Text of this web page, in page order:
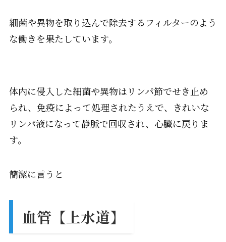
細菌や異物を取り込んで除去するフィルターのよう
な働きを果たしています。
体内に侵入した細菌や異物はリンパ節でせき止め
られ、免疫によって処理されたうえで、きれいな
リンパ液になって静脈で回収され、心臓に戻りま
す。
簡潔に言うと
血管【上水道】